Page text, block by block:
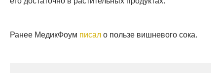
Ранее МедикФоум писал о пользе вишневого сока.